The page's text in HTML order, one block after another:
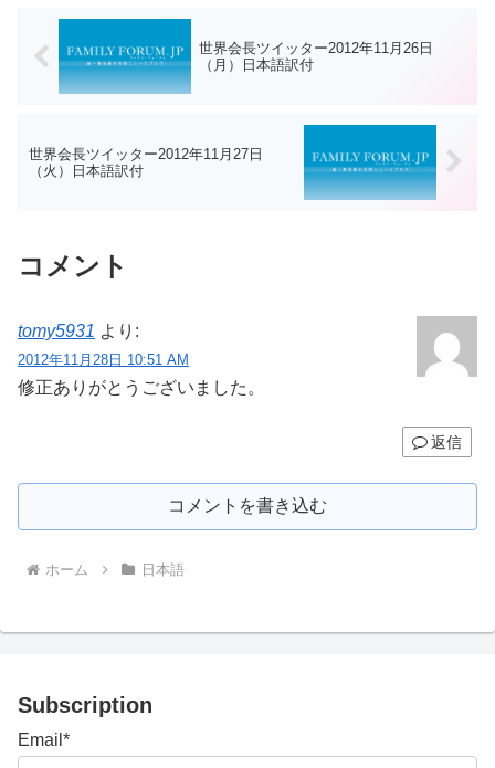
世界会長ツイッター2012年11月26日
（月）日本語訳付
世界会長ツイッター2012年11月27日
（火）日本語訳付
コメント
tomy5931 より:
2012年11月28日 10:51 AM
修正ありがとうございました。
返信
コメントを書き込む
ホーム 日本語
Subscription
Email*